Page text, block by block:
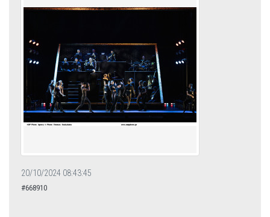
20/10/2024 08:43:45
#668910